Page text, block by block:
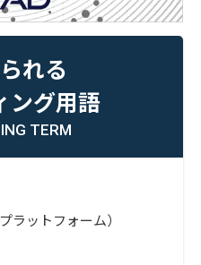
れる
ング用語
TERM
ラットフォーム）